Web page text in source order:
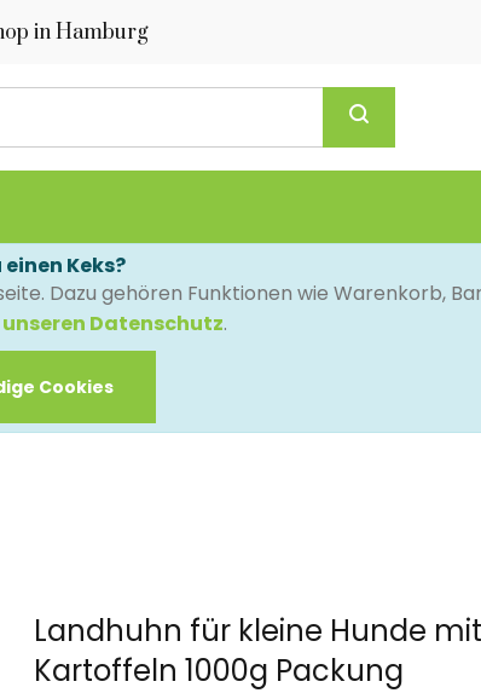
in Hamburg
Keks?
Dazu gehören Funktionen wie Warenkorb,
Datenschutz.
Cookies
Landhuhn für kleine Hunde
Kartoffeln 1000g Packung